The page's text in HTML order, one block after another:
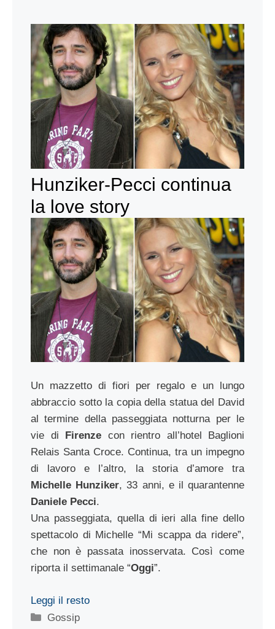
Hunziker-Pecci continua
la love story
Un mazzetto di fiori per regalo e un lungo
abbraccio sotto la copia della statua del David
al termine della passeggiata notturna per le
vie di
Firenze con rientro all’hotel Baglioni
Relais Santa Croce. Continua, tra un impegno
di lavoro e l’altro, la storia d’amore tra
Michelle Hunziker, 33 anni, e il quarantenne
Daniele Pecci.
Una passeggiata, quella di ieri alla fine dello
spettacolo di Michelle “Mi scappa da ridere”,
che non è passata inosservata. Così come
riporta il settimanale “Oggi”.
Leggi il resto
Categorie
Gossip